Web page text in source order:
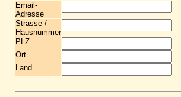
Email-
Adresse
Strasse /
Hausnummer
PLZ
Ort
Land